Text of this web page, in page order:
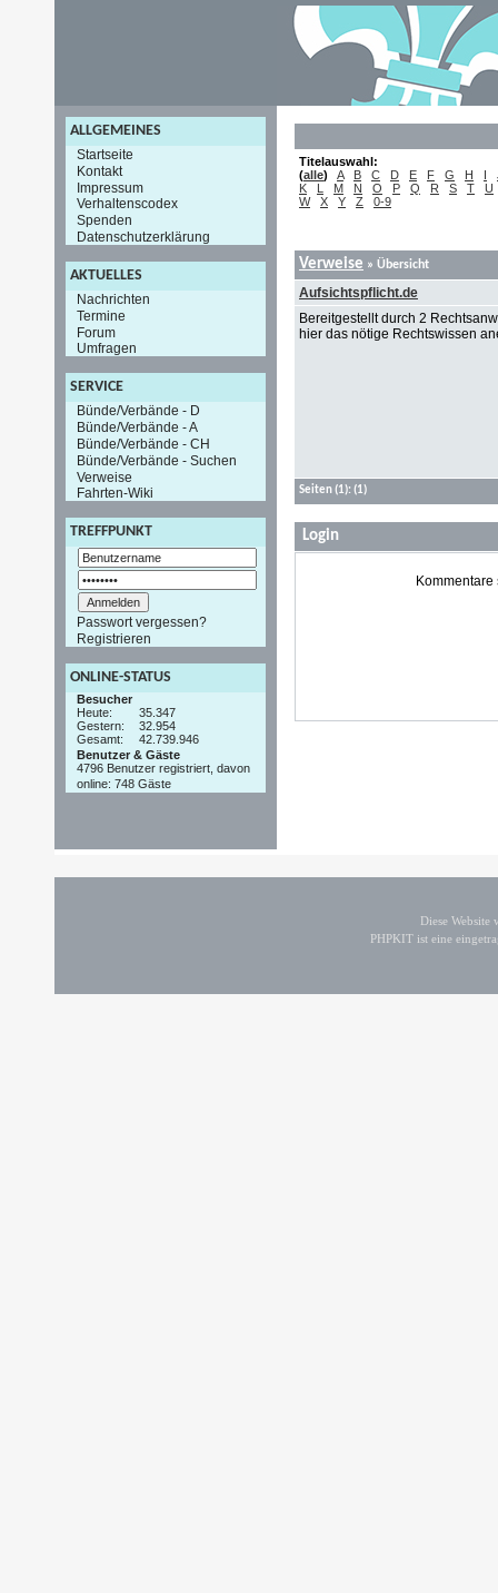
ALLGEMEINES
Startseite
Kontakt
Impressum
Verhaltenscodex
Spenden
Datenschutzerklärung
AKTUELLES
Nachrichten
Termine
Forum
Umfragen
SERVICE
Bünde/Verbände - D
Bünde/Verbände - A
Bünde/Verbände - CH
Bünde/Verbände - Suchen
Verweise
Fahrten-Wiki
TREFFPUNKT
Passwort vergessen?
Registrieren
ONLINE-STATUS
Besucher
Heute:
35.347
Gestern:
32.954
Gesamt:
42.739.946
Benutzer & Gäste
4796 Benutzer registriert, davon
online: 748 Gäste
Titelauswahl:
(alle) A B C D E F G H I
K
L M N O P Q R S T
U
W
X Y Z 0-9
Verweise » Übersicht
Aufsichtspflicht.de
Bereitgestellt durch 2
hier das nötige Rechtswissen
Seiten(1): (1)
Login
Diese
PHPKIT ist eine